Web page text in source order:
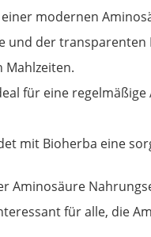
modernen
und der transparenten
Mahlzeiten.
für eine
mit Bioherba eine
Aminosäure
für alle, die